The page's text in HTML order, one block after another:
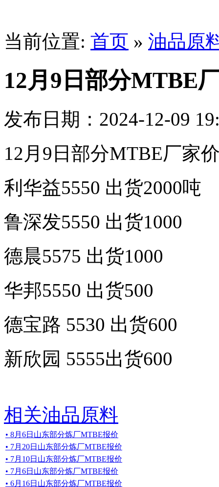
当前位置: 首页 » 油品原
12月9日部分MTBE
发布日期：2024-12-09
12月9日部分MTBE厂家
利华益5550 出货2000吨
鲁深发5550 出货1000
德晨5575 出货1000
华邦5550 出货500
德宝路 5530 出货600
新欣园 5555出货600
相关油品原料
• 8月6日山东部分炼厂MTBE报价
• 7月20日山东部分炼厂MTBE报价
• 7月10日山东部分炼厂MTBE报价
• 7月6日山东部分炼厂MTBE报价
• 6月16日山东部分炼厂MTBE报价